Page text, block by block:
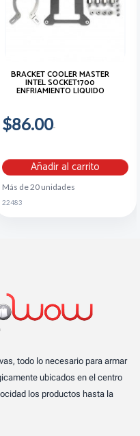
BRACKET COOLER MASTER
INTEL SOCKET1700
ENFRIAMIENTO LIQUIDO
$86.00
Añadir al carrito
Más de 20 unidades
22483
todo lo necesario para armar
ubicados en el centro
los productos hasta la